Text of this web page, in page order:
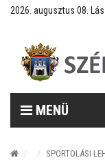
2026. augusztus 08.
MENÜ
SPORTOLÁSI